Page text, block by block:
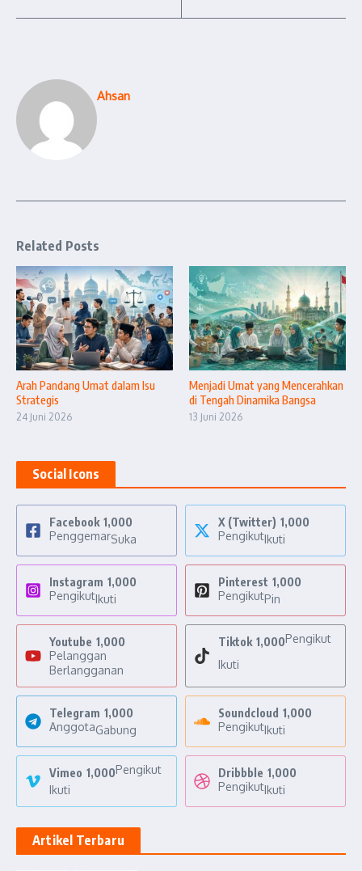
Ahsan
Related Posts
Arah Pandang Umat dalam Isu
Strategis
24 Juni 2026
Menjadi Umat yang Mencerahkan
di Tengah Dinamika Bangsa
13 Juni 2026
Social Icons
Facebook 1,000
PenggemarSuka
X (Twitter) 1,000
PengikutIkuti
Instagram 1,000
PengikutIkuti
Pinterest 1,000
PengikutPin
Youtube 1,000
Pelanggan
Berlangganan
Tiktok 1,000Pengikut
Ikuti
Telegram 1,000
AnggotaGabung
Soundcloud 1,000
PengikutIkuti
Vimeo 1,000Pengikut
Ikuti
Dribbble 1,000
PengikutIkuti
Artikel Terbaru